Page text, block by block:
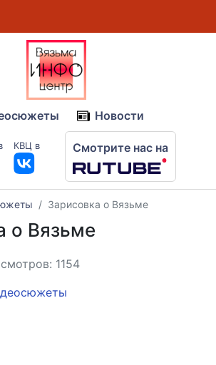
Новости
КВЦ в Смотрите нас на
Зарисовка о Вязьме
о Вязьме
1154